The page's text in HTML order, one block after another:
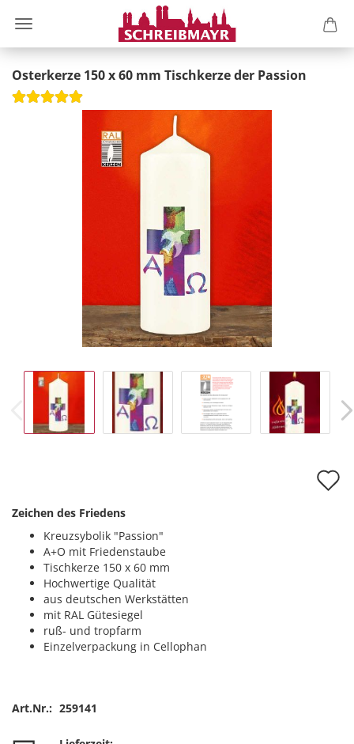
Osterkerze 150 x 60 mm Tischkerze der Passion
Zeichen des Friedens
Kreuzsybolik "Passion"
A+O mit Friedenstaube
Tischkerze 150 x 60 mm
Hochwertige Qualität
aus deutschen Werkstätten
mit RAL Gütesiegel
ruß- und tropfarm
Einzelverpackung in Cellophan
Art.Nr.: 259141